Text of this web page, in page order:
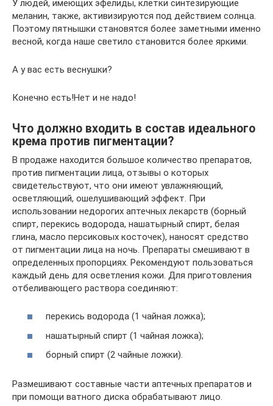
У людей, имеющих эфелиды, клетки синтезирующие
меланин, также, активизируются под действием солнца.
Поэтому пятнышки становятся более заметными именно
весной, когда наше светило становится более яркими.
А у вас есть веснушки?
Конечно есть!Нет и не надо!
Что должно входить в состав идеального
крема против пигментации?
В продаже находится большое количество препаратов,
против пигментации лица, отзывы о которых
свидетельствуют, что они имеют увлажняющий,
осветляющий, ошелушивающий эффект. При
использовании недорогих аптечных лекарств (борный
спирт, перекись водорода, нашатырный спирт, белая
глина, масло персиковых косточек), наносят средство
от пигментации лица на ночь. Препараты смешивают в
определенных пропорциях. Рекомендуют пользоваться
каждый день для осветления кожи. Для приготовления
отбеливающего раствора соединяют:
перекись водорода (1 чайная ложка);
нашатырный спирт (1 чайная ложка);
борный спирт (2 чайные ложки).
Размешивают составные части аптечных препаратов и
при помощи ватного диска обрабатывают лицо.